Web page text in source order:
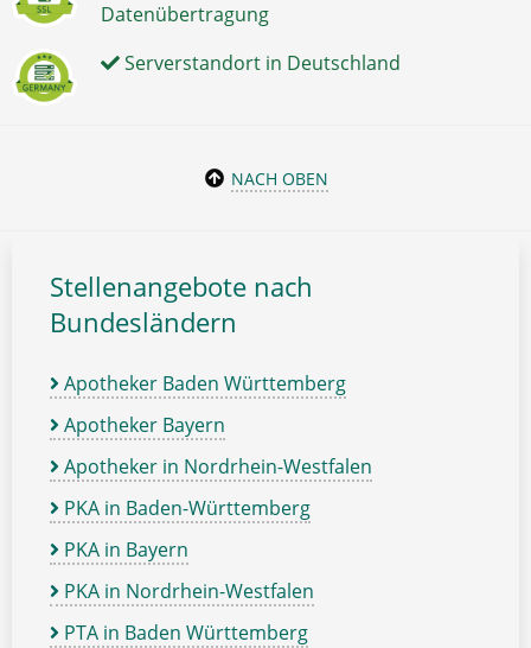
Datenübertragung
Serverstandort in Deutschland
NACH OBEN
Stellenangebote nach
Bundesländern
Apotheker Baden Württemberg
Apotheker Bayern
Apotheker in Nordrhein-Westfalen
PKA in Baden-Württemberg
PKA in Bayern
PKA in Nordrhein-Westfalen
PTA in Baden Württemberg